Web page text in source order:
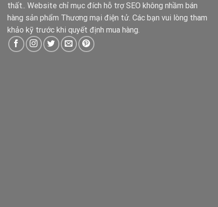
thất.. Website chỉ mục đích hỗ trợ SEO không nhầm bán
hàng sản phẩm Thương mại điện tử. Các bạn vui lòng tham
khảo kỹ trước khi quyết định mua hàng.